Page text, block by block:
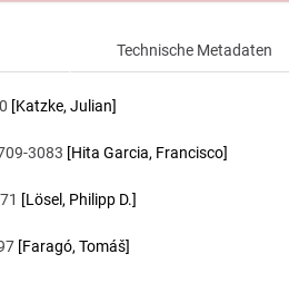
Technische Metadaten
[Katzke, Julian]
3083 [Hita Garcia, Francisco]
[Lösel, Philipp D.]
[Faragó, Tomáš]